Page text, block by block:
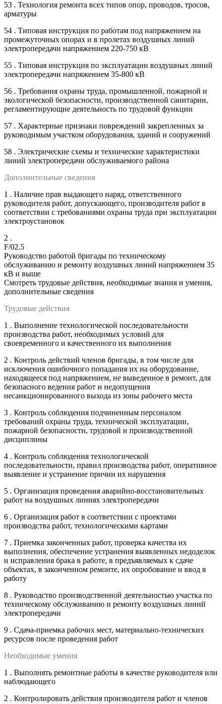
53 . Технология ремонта всех типов опор, проводов, тросов,
арматуры
54 . Типовая инструкция по работам под напряжением на
промежуточных опорах и в пролетах воздушных линий
электропередачи напряжением 220-750 кВ
55 . Типовая инструкция по эксплуатации воздушных линий
электропередачи напряжением 35-800 кВ
56 . Требования охраны труда, промышленной, пожарной и
экологической безопасности, производственной санитарии,
регламентирующие деятельность по трудовой функции
57 . Характерные признаки повреждений закрепленных за
руководимым участком оборудования, зданий и сооружений
58 . Электрические схемы и технические характеристики
линий электропередачи обслуживаемого района
Дополнительные сведения
1 . Наличие прав выдающего наряд, ответственного
руководителя работ, допускающего, производителя работ в
соответствии с требованиями охраны труда при эксплуатации
электроустановок
2 .
F/02.5
Руководство работой бригады по техническому
обслуживанию и ремонту воздушных линий напряжением 35
кВ и выше
Смотреть трудовые действия, необходимые знания и умения,
дополнительные сведения
Трудовые действия
1 . Выполнение технологической последовательности
производства работ, необходимых условий для
своевременного и качественного их выполнения
2 . Контроль действий членов бригады, в том числе для
исключения ошибочного попадания их на оборудование,
находящееся под напряжением, не выведенное в ремонт, для
безопасного ведения работ и недопущения
несанкционированного выхода из зоны рабочего места
3 . Контроль соблюдения подчиненным персоналом
требований охраны труда, технической эксплуатации,
пожарной безопасности, трудовой и производственной
дисциплины
4 . Контроль соблюдения технологической
последовательности, правил производства работ, оперативное
выявление и устранение причин их нарушения
5 . Организация проведения аварийно-восстановительных
работ на воздушных линиях электропередачи
6 . Организация работ в соответствии с проектами
производства работ, технологическими картами
7 . Приемка законченных работ, проверка качества их
выполнения, обеспечение устранения выявленных недоделок
и исправления брака в работе, в предъявляемых к сдаче
объектах, в законченном ремонте, их опробование и ввод в
работу
8 . Руководство производственной деятельностью участка по
техническому обслуживанию и ремонту воздушных линий
электропередачи
9 . Сдача-приемка рабочих мест, материально-технических
ресурсов после проведения работ
Необходимые умения
1 . Выполнять ремонтные работы в качестве руководителя или
наблюдающего
2 . Контролировать действия производителя работ и членов